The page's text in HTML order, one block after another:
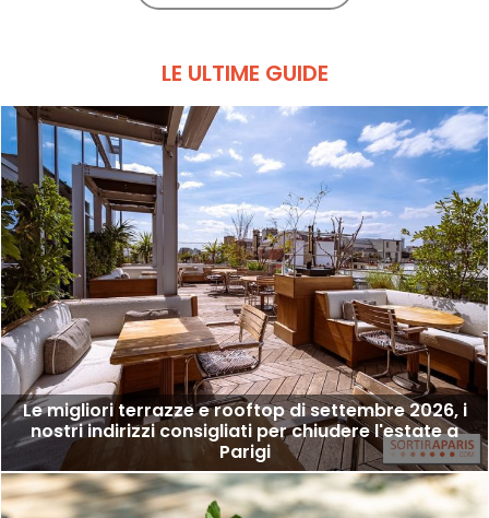
LE ULTIME GUIDE
Le migliori terrazze e rooftop di settembre 2026, i
nostri indirizzi consigliati per chiudere l'estate a
Parigi